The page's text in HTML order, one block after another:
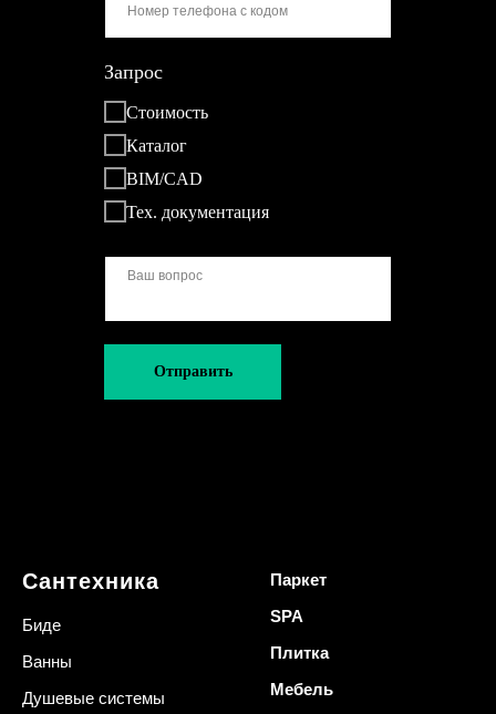
Запрос
Стоимость
Каталог
BIM/CAD
Тех. документация
Отправить
Сантехника
Биде
Ванны
Душевые системы
Паркет
SPA
Плитка
Мебель